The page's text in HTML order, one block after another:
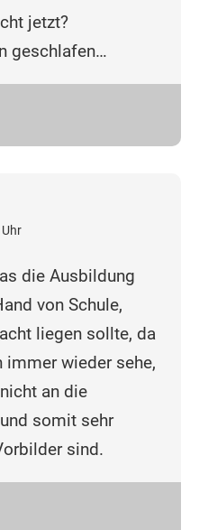
jetzt?
geschlafen…
die Ausbildung
von Schule,
liegen sollte, da
wieder sehe,
an die
somit sehr
sind.